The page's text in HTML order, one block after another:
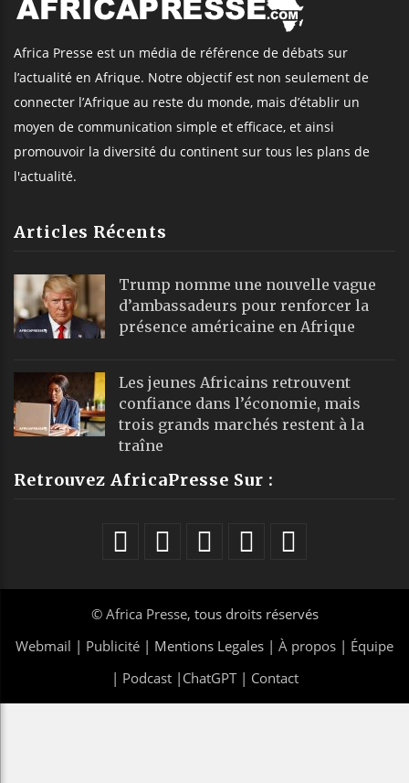
Africa Presse est un média de référence de débats sur
l’actualité en Afrique. Notre objectif est non seulement de
connecter l’Afrique au reste du monde, mais d’établir un
moyen de communication simple et efficace, et ainsi
promouvoir la diversité du continent sur tous les plans de
l'actualité.
Articles Récents
Trump nomme une nouvelle vague
d’ambassadeurs pour renforcer la
présence américaine en Afrique
Les jeunes Africains retrouvent
confiance dans l’économie, mais
trois grands marchés restent à la
traîne
Retrouvez AfricaPresse Sur :
© Africa Presse, tous droits réservés
Webmail | Publicité | Mentions Legales | À propos | Équipe
| Podcast| ChatGPT| Contact